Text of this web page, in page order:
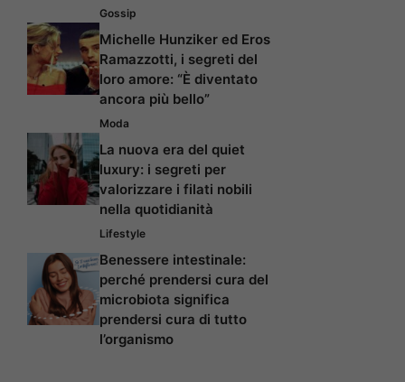
Gossip
Michelle Hunziker ed Eros
Ramazzotti, i segreti del
loro amore: “È diventato
ancora più bello”
Moda
La nuova era del quiet
luxury: i segreti per
valorizzare i filati nobili
nella quotidianità
Lifestyle
Benessere intestinale:
perché prendersi cura del
microbiota significa
prendersi cura di tutto
l’organismo